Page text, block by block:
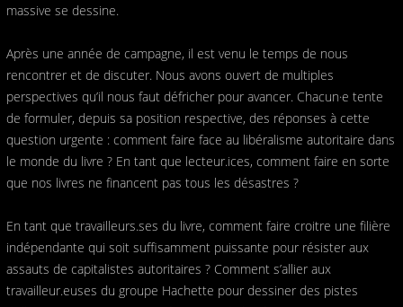
massive se dessine.
Après une année de campagne, il est venu le temps de nous
rencontrer et de discuter. Nous avons ouvert de multiples
perspectives qu’il nous faut défricher pour avancer. Chacun·e tente
de formuler, depuis sa position respective, des réponses à cette
question urgente : comment faire face au libéralisme autoritaire dans
le monde du livre ? En tant que lecteur.ices, comment faire en sorte
que nos livres ne financent pas tous les désastres ?
En tant que travailleurs.ses du livre, comment faire croitre une filière
indépendante qui soit suffisamment puissante pour résister aux
assauts de capitalistes autoritaires ? Comment s’allier aux
travailleur.euses du groupe Hachette pour dessiner des pistes